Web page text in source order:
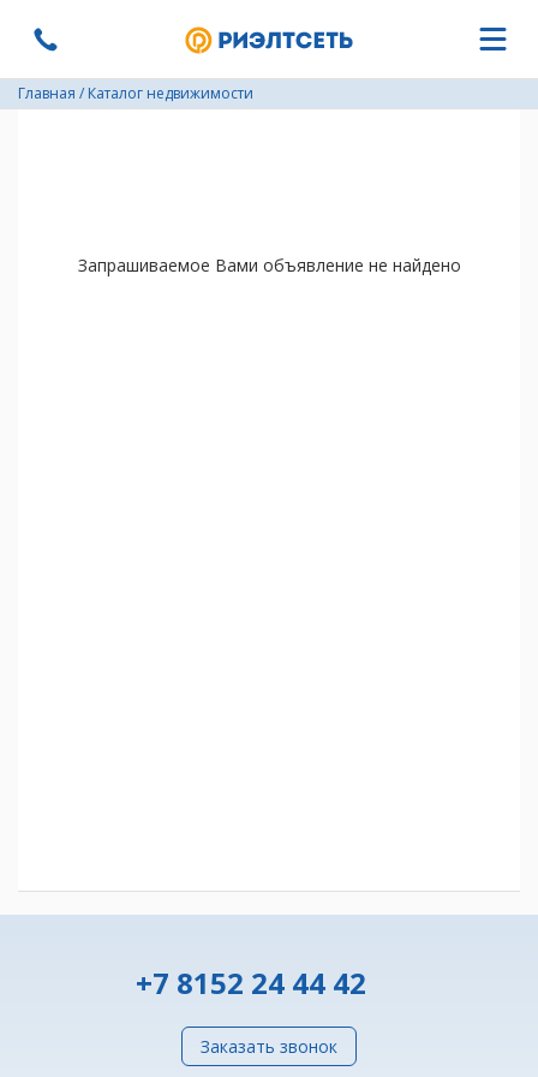
Главная / Каталог недвижимости
Запрашиваемое Вами объявление не найдено
+7 8152 24 44 42
Заказать звонок